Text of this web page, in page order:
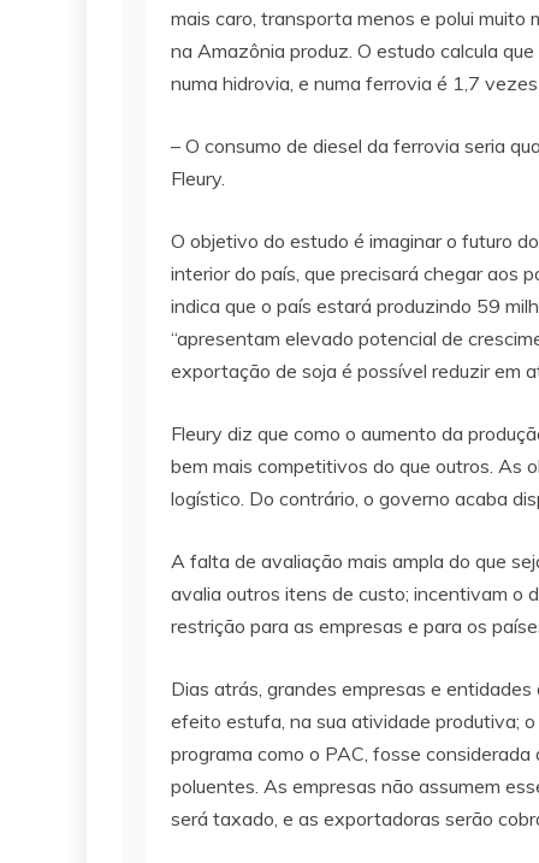
mais caro, transporta menos e polui muito
na Amazônia produz. O estudo calcula
numa hidrovia, e numa ferrovia é 1,7
– O consumo de diesel da ferrovia seria
Fleury.
O objetivo do estudo é imaginar o futuro
interior do país, que precisará chegar aos
indica que o país estará produzindo 59
“apresentam elevado potencial de
exportação de soja é possível reduzir em
Fleury diz que como o aumento da
bem mais competitivos do que outros. As
logístico. Do contrário, o governo acaba
A falta de avaliação mais ampla do que
avalia outros itens de custo; incentivam o
restrição para as empresas e para os
Dias atrás, grandes empresas e
efeito estufa, na sua atividade produtiva;
programa como o PAC, fosse
poluentes. As empresas não assumem
será taxado, e as exportadoras serão